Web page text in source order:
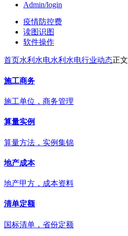
Admin/login
疫情防控费
读图识图
软件操作
首页水利水电水利水电行业动态正文
施工商务
施工单位，商务管理
算量实例
算量方法，实例集锦
地产成本
地产甲方，成本资料
清单定额
国标清单，省份定额